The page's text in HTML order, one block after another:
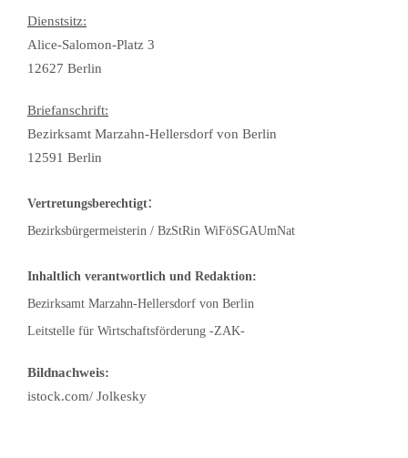
Dienstsitz:
Alice-Salomon-Platz 3
12627 Berlin
Briefanschrift:
Bezirksamt Marzahn-Hellersdorf von Berlin
12591 Berlin
Vertretungsberechtigt:
Bezirksbürgermeisterin / BzStRin WiFöSGAUmNat
Inhaltlich verantwortlich und Redaktion:
Bezirksamt Marzahn-Hellersdorf von Berlin
Leitstelle für Wirtschaftsförderung -ZAK-
Bildnachweis:
istock.com/ Jolkesky